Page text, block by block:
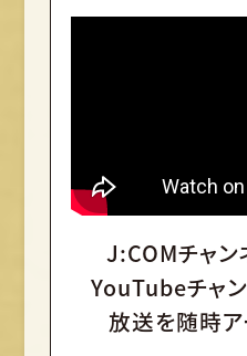
J:COMチャ
YouTubeチャ
放送を随時ア